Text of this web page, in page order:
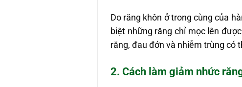
Do răng khôn ở trong cùng của
biệt những răng chỉ mọc lên
răng, đau đớn và nhiễm trùng có
2. Cách làm giảm nhức